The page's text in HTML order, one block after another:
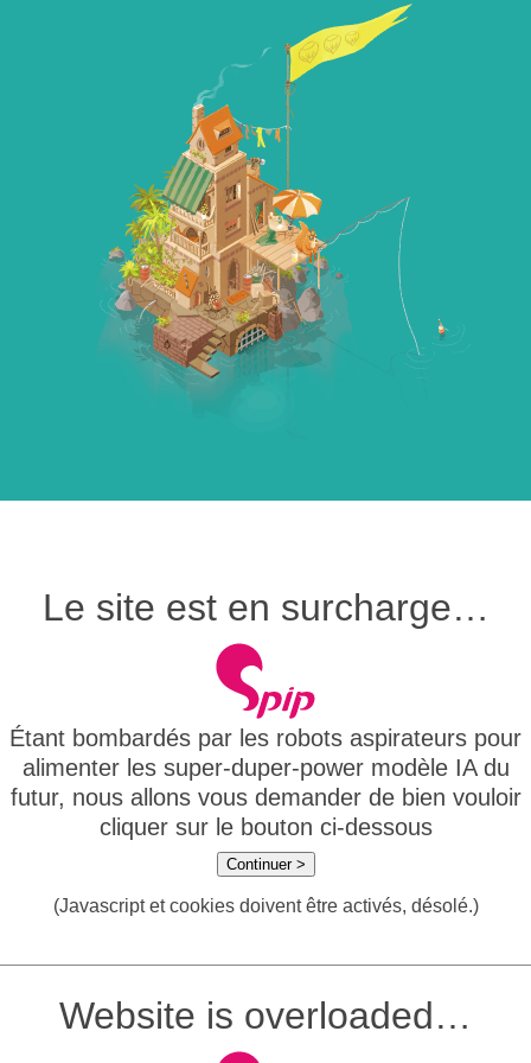
Le site est en surcharge…
Étant bombardés par les robots aspirateurs pour
alimenter les super-duper-power modèle IA du
futur, nous allons vous demander de bien vouloir
cliquer sur le bouton ci-dessous
Continuer >
(Javascript et cookies doivent être activés, désolé.)
Website is overloaded…